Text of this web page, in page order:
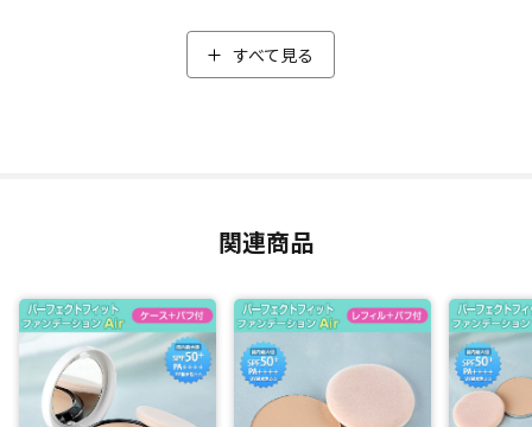
コレ１つでベースメイクが完成！
簡単、時短でパパっとベースメイクができちゃうので、普段
追加した、中が空洞になっている「エアリーライトパウダ
ー」。
「多孔質パウダー」が汗や余分な皮脂を吸着しテカリと化粧
崩れを抑え、新たに追加した「エアリーライトパウダー」が
汗・皮脂をさらに吸着してくれるので、サラサラ感がより持
すべて見る
関連商品